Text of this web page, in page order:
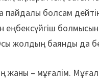
пайдалы болсам
еңбексүйгіш
жолдың баянды да
жаны – мұғалім.